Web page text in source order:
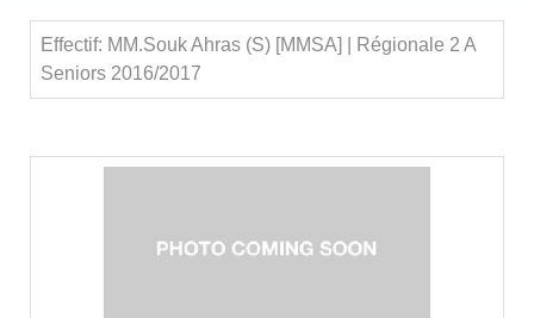
Effectif: MM.Souk Ahras (S) [MMSA] | Régionale 2 A
Seniors 2016/2017